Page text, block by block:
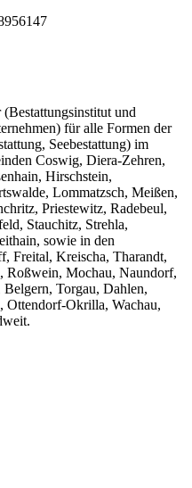
und
für alle Formen der
Seebestattung) im
Coswig, Diera-Zehren,
Hirschstein,
Lommatzsch, Meißen,
Priestewitz, Radebeul,
Stauchitz, Strehla,
sowie in den
Freital, Kreischa, Tharandt,
Roßwein, Mochau, Naundorf,
Torgau, Dahlen,
Ottendorf-Okrilla, Wachau,